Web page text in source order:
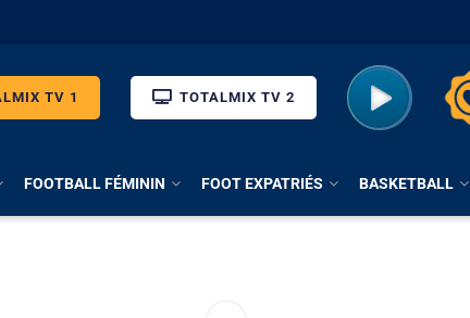
TV 1 TOTALMIX TV 2
FOOTBALL FÉMININ FOOT EXPATRIÉS BASKETBALL